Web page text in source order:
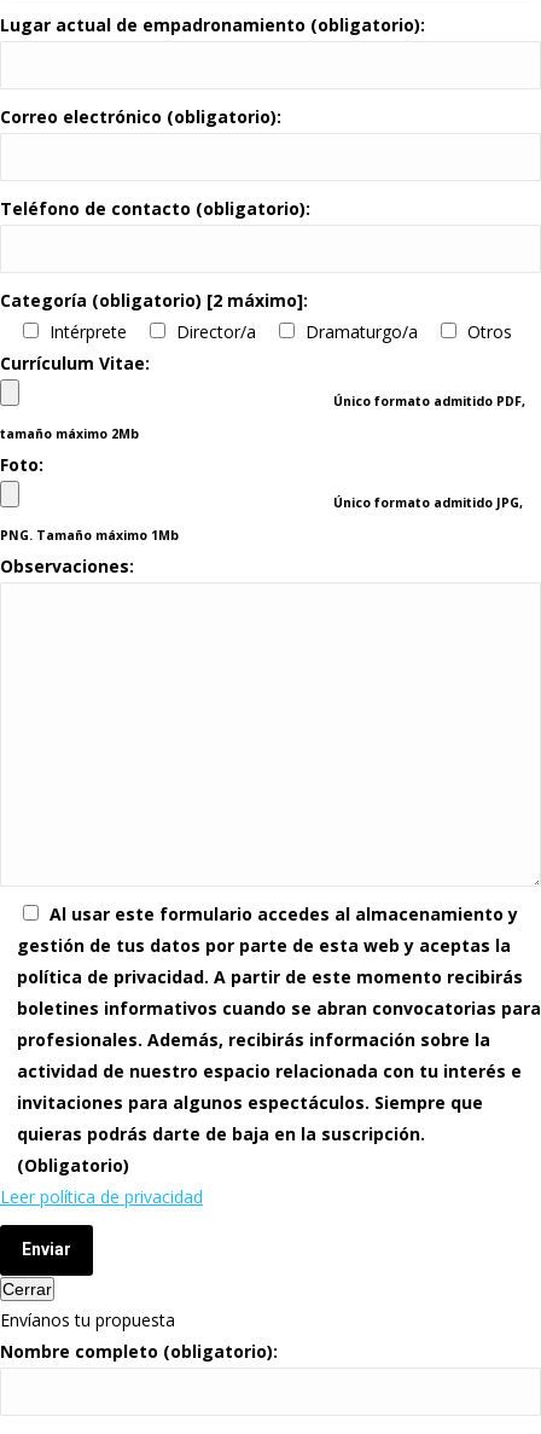
Lugar actual de empadronamiento (obligatorio):
Correo electrónico (obligatorio):
Teléfono de contacto (obligatorio):
Categoría (obligatorio) [2 máximo]:
Intérprete
Director/a Dramaturgo/a
Otros
Currículum Vitae:
Único formato admitido PDF,
tamaño máximo 2Mb
Foto:
Único formato admitido JPG,
PNG. Tamaño máximo 1Mb
Observaciones:
Al usar este formulario accedes al almacenamiento y
gestión de tus datos por parte de esta web y aceptas la
política de privacidad. A partir de este momento recibirás
boletines informativos cuando se abran convocatorias para
profesionales. Además, recibirás información sobre la
actividad de nuestro espacio relacionada con tu interés e
invitaciones para algunos espectáculos. Siempre que
quieras podrás darte de baja en la suscripción.
(Obligatorio)
Leer política de privacidad
Enviar
Cerrar
Envíanos tu propuesta
Nombre completo (obligatorio):